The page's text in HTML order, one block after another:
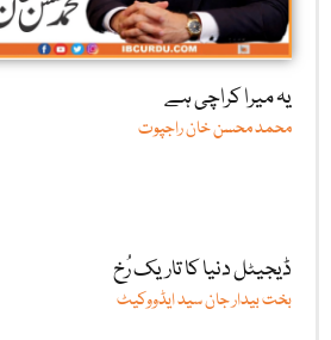
یہ میرا کراچی ہے
محمد محسن خان راجپوت
ڈیجیٹل دنیا کا تاریک رُخ
بخت بیدار جان سید ایڈووکیٹ